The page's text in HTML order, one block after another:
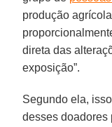
produção
direta das
exposição”.
Segundo ela,
desses doadores